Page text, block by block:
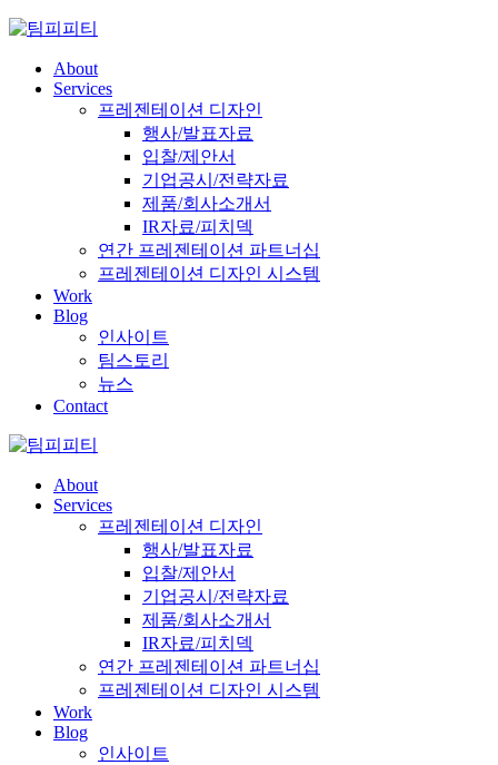
Skip
contentAbout
Services
프레젠테이션 디자인
행사/발표자료
입찰/제안서
기업공시/전략자료
제품/회사소개서
IR자료/피치덱
연간 프레젠테이션 파트너십
프레젠테이션 디자인 시스템
Work
Blog
인사이트
팀스토리
뉴스
Contact
About
Services
프레젠테이션 디자인
행사/발표자료
입찰/제안서
기업공시/전략자료
제품/회사소개서
IR자료/피치덱
연간 프레젠테이션 파트너십
프레젠테이션 디자인 시스템
Work
Blog
인사이트